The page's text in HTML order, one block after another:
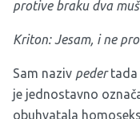
protive braku dva
Kriton: Jesam, i ne
Sam naziv pedertada
je jednostavno
obuhvatala